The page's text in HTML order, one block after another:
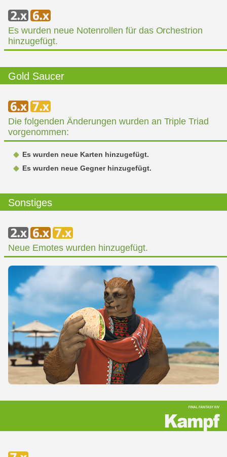
Es wurden neue Notenrollen für das Orchestrion
hinzugefügt.
Gold Saucer
Die folgenden Änderungen wurden an Triple Triad
vorgenommen:
Es wurden neue Karten hinzugefügt.
Es wurden neue Gegner hinzugefügt.
Sonstiges
Neue Emotes wurden hinzugefügt.